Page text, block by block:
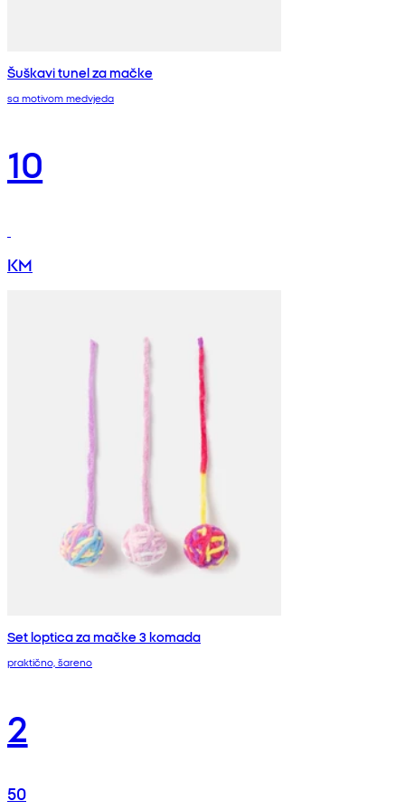
Šuškavi tunel za mačke
sa motivom medvjeda
10
KM
Set loptica za mačke 3 komada
praktično, šareno
2
50